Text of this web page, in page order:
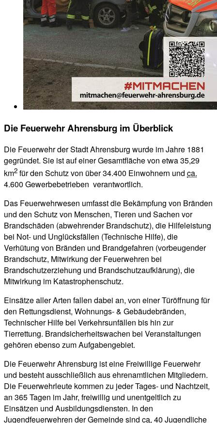
Die Feuerwehr Ahrensburg im Überblick
Die Feuerwehr der Stadt Ahrensburg wurde im Jahre 1881
gegründet. Sie ist auf einer Gesamtfläche von etwa 35,29
km2 für den Schutz von über 34.400 Einwohnern und ca.
4.600 Gewerbebetrieben verantwortlich.
Das Feuerwehrwesen umfasst die Bekämpfung von Bränden
und den Schutz von Menschen, Tieren und Sachen vor
Brandschäden (abwehrender Brandschutz), die Hilfeleistung
bei Not- und Unglücksfällen (Technische Hilfe), die
Verhütung von Bränden und Brandgefahren (vorbeugender
Brandschutz, Mitwirkung der Feuerwehren bei
Brandschutzerziehung und Brandschutzaufklärung), die
Mitwirkung im Katastrophenschutz.
Einsätze aller Arten fallen dabei an, von einer Türöffnung für
den Rettungsdienst, Wohnungs- & Gebäudebränden,
Technischer Hilfe bei Verkehrsunfällen bis hin zur
Tierrettung. Brandsicherheitswachen bei Veranstaltungen
gehören ebenso zum Aufgabengebiet.
Die Feuerwehr Ahrensburg ist eine Freiwillige Feuerwehr
und besteht ausschließlich aus ehrenamtlichen Mitgliedern.
Die Feuerwehrleute kommen zu jeder Tages- und Nachtzeit,
an 365 Tagen im Jahr, freiwillig und unentgeltlich zu
Einsätzen und Ausbildungsdiensten. In den
Jugendfeuerwehren der Gemeinde sind ca. 40 Jugendliche